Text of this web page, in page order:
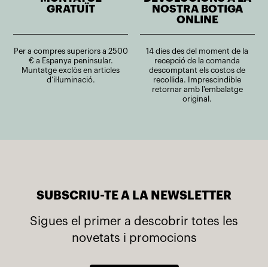
GRATUÏT
Per a compres superiors a 2500
€ a Espanya peninsular.
Muntatge exclòs en articles
d’il·luminació.
NOSTRA BOTIGA
ONLINE
14 dies des del moment de la
recepció de la comanda
descomptant els costos de
recollida. Imprescindible
retornar amb l'embalatge
original.
SUBSCRIU-TE A LA NEWSLETTER
Sigues el primer a descobrir totes les
novetats i promocions